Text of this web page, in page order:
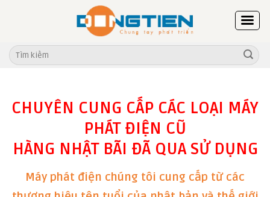
Tìm
kiếm:
CHUYÊN CUNG CẤP CÁC LOẠI MÁY
PHÁT ĐIỆN CŨ
HÀNG NHẬT BÃI ĐÃ QUA SỬ DỤNG
Máy phát điện chúng tôi cung cấp từ các